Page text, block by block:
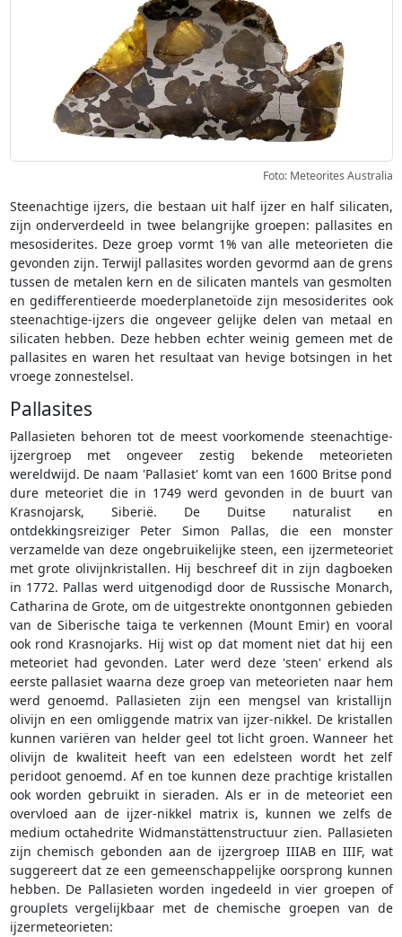
Foto: Meteorites Australia
Steenachtige ijzers, die bestaan uit half ijzer en half silicaten,
zijn onderverdeeld in twee belangrijke groepen: pallasites en
mesosiderites. Deze groep vormt 1% van alle meteorieten die
gevonden zijn. Terwijl pallasites worden gevormd aan de grens
tussen de metalen kern en de silicaten mantels van gesmolten
en gedifferentieerde moederplanetoïde zijn mesosiderites ook
steenachtige-ijzers die ongeveer gelijke delen van metaal en
silicaten hebben. Deze hebben echter weinig gemeen met de
pallasites en waren het resultaat van hevige botsingen in het
vroege zonnestelsel.
Pallasites
Pallasieten behoren tot de meest voorkomende steenachtige-
ijzergroep met ongeveer zestig bekende meteorieten
wereldwijd. De naam 'Pallasiet' komt van een 1600 Britse pond
dure meteoriet die in 1749 werd gevonden in de buurt van
Krasnojarsk, Siberië. De Duitse naturalist en
ontdekkingsreiziger Peter Simon Pallas, die een monster
verzamelde van deze ongebruikelijke steen, een ijzermeteoriet
met grote olivijnkristallen. Hij beschreef dit in zijn dagboeken
in 1772. Pallas werd uitgenodigd door de Russische Monarch,
Catharina de Grote, om de uitgestrekte onontgonnen gebieden
van de Siberische taiga te verkennen (Mount Emir) en vooral
ook rond Krasnojarks. Hij wist op dat moment niet dat hij een
meteoriet had gevonden. Later werd deze 'steen' erkend als
eerste pallasiet waarna deze groep van meteorieten naar hem
werd genoemd. Pallasieten zijn een mengsel van kristallijn
olivijn en een omliggende matrix van ijzer-nikkel. De kristallen
kunnen variëren van helder geel tot licht groen. Wanneer het
olivijn de kwaliteit heeft van een edelsteen wordt het zelf
peridoot genoemd. Af en toe kunnen deze prachtige kristallen
ook worden gebruikt in sieraden. Als er in de meteoriet een
overvloed aan de ijzer-nikkel matrix is, kunnen we zelfs de
medium octahedrite Widmanstättenstructuur zien. Pallasieten
zijn chemisch gebonden aan de ijzergroep IIIAB en IIIF, wat
suggereert dat ze een gemeenschappelijke oorsprong kunnen
hebben. De Pallasieten worden ingedeeld in vier groepen of
grouplets vergelijkbaar met de chemische groepen van de
ijzermeteorieten: